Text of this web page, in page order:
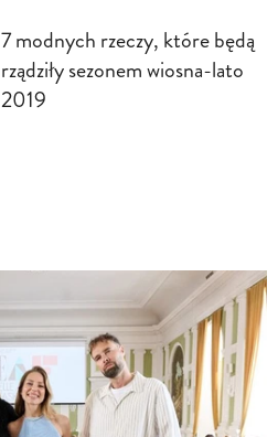
7 modnych rzeczy, które będą
rządziły sezonem wiosna-lato
2019